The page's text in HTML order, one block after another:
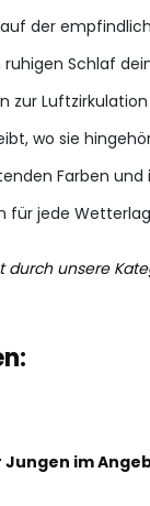
der
Schlaf
zur
wo sie
Farben und
für jede
unsere
im